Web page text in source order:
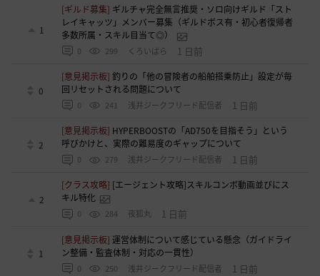
1
[ギルド募集] ギルチャ完全無言推奨・ソロ向けギルド「スト
レイキャッツ」メンバー募集（ギルドボス有・初心者復帰者
多数所属・スキル目当て◎）
0 299 くろいばら 1 日前
0
[意見掲示板]釣りの「他の冒険者の船舶搭乗防止」設定が毎
回リセットされる問題について
0 241 浅井ジークフリード配信者 1 日前
2
[意見掲示板] HYPERBOOSTの「AD750を目指そう」という
呼びかけと、実際の難易度のギャップについて
0 279 浅井ジークフリード配信者 1 日前
2
[クラス攻略] [エージェント攻略]スキルコンボ動画並びにス
キル特化
0 284 夜狐丸 1 日前
1
[意見掲示板]運営体制について感じている懸念（ガイドライ
ン整備・監査体制・対応の一貫性）
0 250 浅井ジークフリード配信者 1 日前